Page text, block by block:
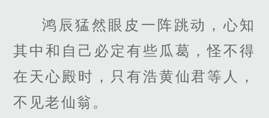
鸿辰猛然眼皮一阵跳动，心知
其中和自己必定有些瓜葛，怪不得
在天心殿时，只有浩黄仙君等人，
不见老仙翁。